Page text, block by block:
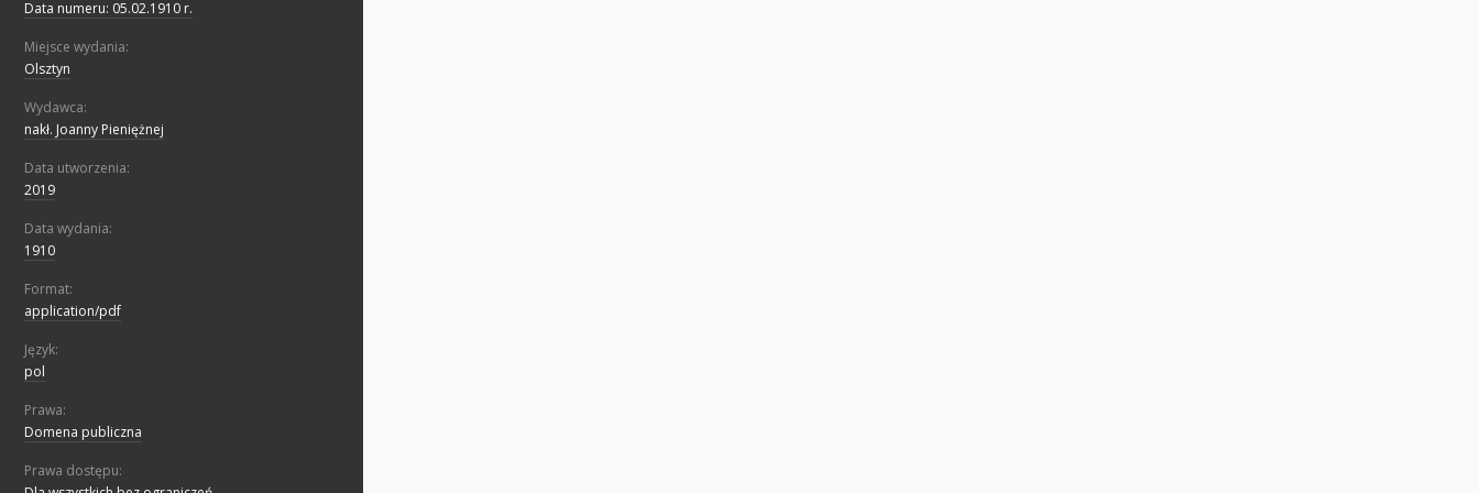
Data numeru: 05.02.1910 r.
Miejsce wydania:
Olsztyn
Wydawca:
nakł. Joanny Pieniężnej
Data utworzenia:
2019
Data wydania:
1910
Format:
application/pdf
Język:
pol
Prawa:
Domena publiczna
Prawa dostępu: